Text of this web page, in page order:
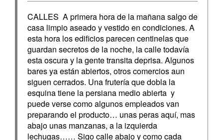
CALLES A primera hora de la mañana salgo de
casa limpio aseado y vestido en condiciones. A
esta hora los edificios parecen centinelas que
guardan secretos de la noche, la calle todavía
esta oscura y la gente transita deprisa. Algunos
bares ya están abiertos, otros comercios aun
siguen cerrados. Una frutería que dobla la
esquina tiene la persiana medio abierta y
puede verse como algunos empleados van
preparando el producto… unas peras aquí, mas
abajo unas manzanas, a la izquierda
lechugas…… Sigo calle abajo y como cada